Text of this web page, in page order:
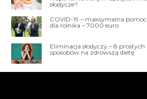
słodycze?
COVID-19 – maksymalna pomoc
dla rolnika – 7000 euro
Eliminacja słodyczy – 8 prostych
sposobów na zdrowszą dietę